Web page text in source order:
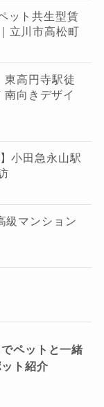
ット共生型賃
立川市高松町
東高円寺駅徒
向きデザイ
小田急永山駅
級マンション
ペットと一緒
ト紹介